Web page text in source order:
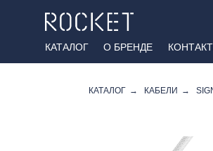
О БРЕНДЕ
КАТАЛОГ
КАТАЛОГ → КАБЕЛИ →